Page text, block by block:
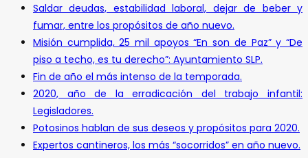
Saldar deudas, estabilidad laboral, dejar de beber y
fumar, entre los propósitos de año nuevo.
Misión cumplida, 25 mil apoyos “En son de Paz” y “De
piso a techo, es tu derecho”: Ayuntamiento SLP.
Fin de año el más intenso de la temporada.
2020, año de la erradicación del trabajo infantil:
Legisladores.
Potosinos hablan de sus deseos y propósitos para 2020.
Expertos cantineros, los más “socorridos” en año nuevo.